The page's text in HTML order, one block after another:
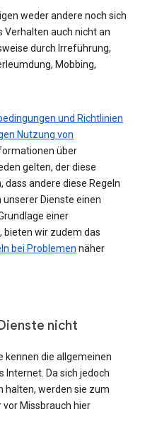
weder andere noch sich
Verhalten auch nicht an
durch Irreführung,
Mobbing,
und Richtlinien
Nutzung von
über
gelten, der diese
dass andere diese Regeln
Dienste einen
einer
bieten wir zudem das
bei Problemen näher
nicht
kennen die allgemeinen
Internet. Da sich jedoch
halten, werden sie zum
Missbrauch hier